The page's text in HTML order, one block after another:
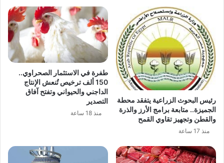
رئيس البحوث الزراعية يتفقد محطة
الجميزة.. متابعة برامج الأرز والذرة
والقطن وتجهيز تقاوي القمح
منذ 17 ساعة
طفرة في الاستثمار الصحراوي..
150 ألف ترخيص تُنعش الإنتاج
الداجني والحيواني وتفتح آفاق
التصدير
منذ 18 ساعة